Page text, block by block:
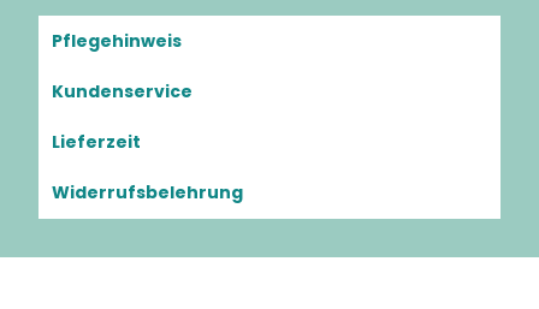
Pflegehinweis
Kundenservice
Lieferzeit
Widerrufsbelehrung